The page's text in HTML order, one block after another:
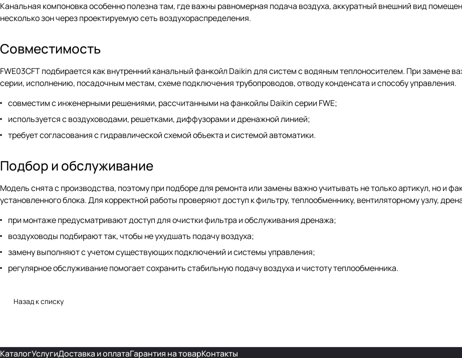
Канальная компоновка особенно полезна там, где важны равномерная подача воздуха, аккуратный внешний вид
несколько зон через проектируемую сеть воздухораспределения.
Совместимость
FWE03CFT подбирается как внутренний канальный фанкойл Daikin для систем с водяным теплоносителем. При замене
серии, исполнению, посадочным местам, схеме подключения трубопроводов, отводу конденсата и способу управления.
совместим с инженерными решениями, рассчитанными на фанкойлы Daikin серии FWE;
используется с воздуховодами, решетками, диффузорами и дренажной линией;
требует согласования с гидравлической схемой объекта и системой автоматики.
Подбор и обслуживание
Модель снята с производства, поэтому при подборе для ремонта или замены важно учитывать не только артикул, но и
установленного блока. Для корректной работы проверяют доступ к фильтру, теплообменнику, вентиляторному узлу,
при монтаже предусматривают доступ для очистки фильтра и обслуживания дренажа;
воздуховоды подбирают так, чтобы не ухудшать подачу воздуха;
замену выполняют с учетом существующих подключений и системы управления;
регулярное обслуживание помогает сохранить стабильную подачу воздуха и чистоту теплообменника.
Назад к списку
КаталогУслугиДоставка и оплатаГарантия на товарКонтакты